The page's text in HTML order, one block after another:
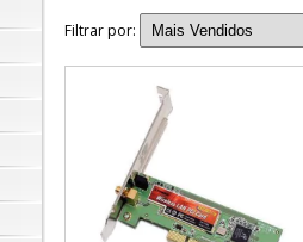
Filtrar por: